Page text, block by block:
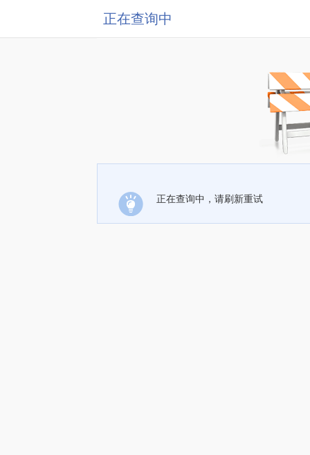
正在查询中
正在查询中，请刷新重试